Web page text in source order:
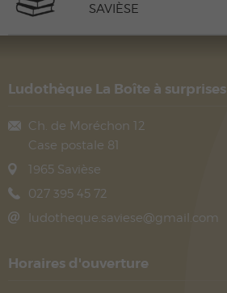
SAVIÈSE
Ludothèque La Boîte à surprises
Ch. de Moréchon 12
Case postale 81
1965 Savièse
027 395 45 72
ludotheque.saviese@gmail.com
Horaires d'ouverture